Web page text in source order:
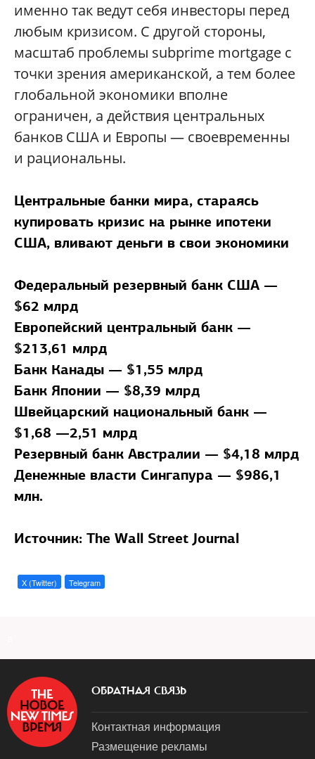
именно так ведут себя инвесторы перед
любым кризисом. С другой стороны,
масштаб проблемы subprime mortgage с
точки зрения американской, а тем более
глобальной экономики вполне
ограничен, а действия центральных
банков США и Европы — своевременны
и рациональны.
Центральные банки мира, стараясь
купировать кризис на рынке ипотеки
США, вливают деньги в свои экономики
Федеральный резервный банк США —
$62 млрд
Европейский центральный банк —
$213,61 млрд
Банк Канады — $1,55 млрд
Банк Японии — $8,39 млрд
Швейцарский национальный банк —
$1,68 —2,51 млрд
Резервный банк Австралии — $4,18 млрд
Денежные власти Сингапура — $986,1
млн.
Источник: The Wall Street Journal
X (Twitter) Telegram
ОБРАТНАЯ СВЯЗЬ
Контактная информация
Размещение рекламы